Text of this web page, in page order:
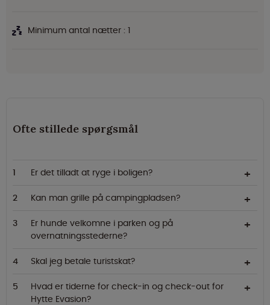
Minimum antal nætter : 1
Ofte stillede spørgsmål
Er det tilladt at ryge i boligen?
Kan man grille på campingpladsen?
Er hunde velkomne i parken og på
overnatningsstederne?
Skal jeg betale turistskat?
Hvad er tiderne for check-in og check-out for
Hytte Evasion?